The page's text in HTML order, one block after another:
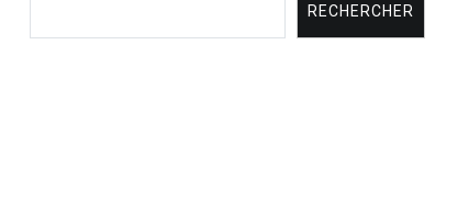
RECHERCHER